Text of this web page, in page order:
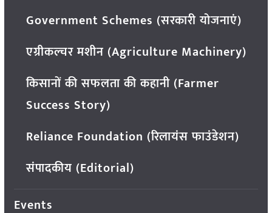
Government Schemes (सरकारी योजनाएं)
एग्रीकल्चर मशीन (Agriculture Machinery)
किसानों की सफलता की कहानी (Farmer
Success Story)
Reliance Foundation (रिलायंस फाउंडेशन)
संपादकीय (Editorial)
Events